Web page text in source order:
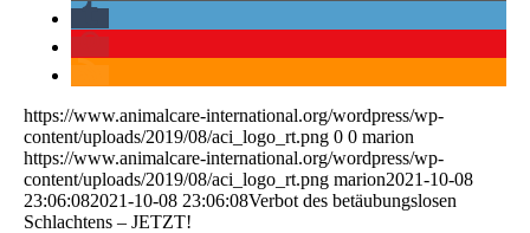
https://www.animalcare-international.org/wordpress/wp-
content/uploads/2019/08/aci_logo_rt.png 0 0 marion
https://www.animalcare-international.org/wordpress/wp-
content/uploads/2019/08/aci_logo_rt.png marion2021-10-08
23:06:082021-10-08 23:06:08Verbot des betäubungslosen
Schlachtens – JETZT!